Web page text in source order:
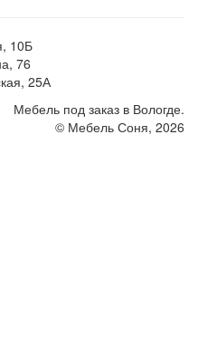
10Б
76
25А
Мебель под заказ в Вологде.
© Мебель Соня, 2026